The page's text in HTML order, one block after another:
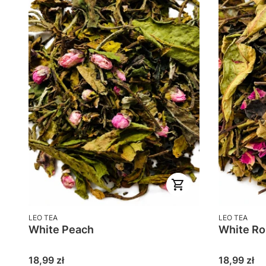
PRODUCENT
LEO TEA
White Peach
Cena
18,99 zł
PRODUCENT
LEO TEA
White
Cena
18,99 zł